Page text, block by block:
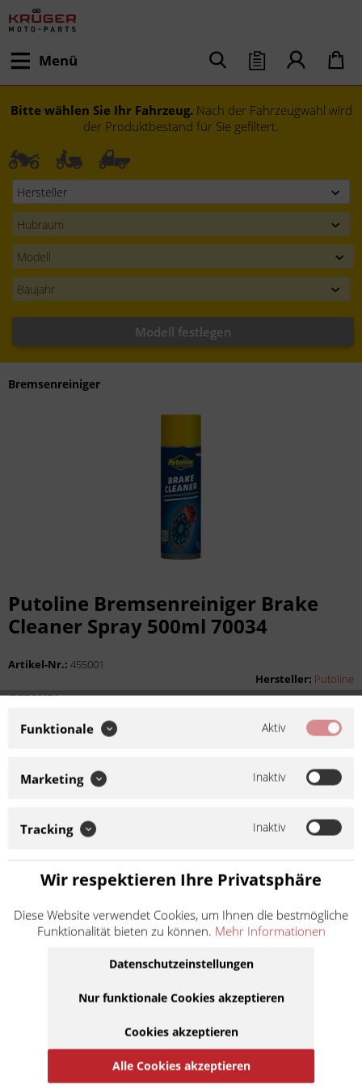
Menü
Bitte wählen Sie Ihr Fahrzeug. Nach der Fahrzeugwahl wird
der Produktbestand für Sie gefiltert.
Modell festlegen
Bremsenreiniger
Putoline Bremsenreiniger Brake
Cleaner Spray 500ml 70034
Artikel-Nr.: 455001
Hersteller: Putoline
GEFAHR!
unter Druck: kann bei Erwärmung bersten.H315:Verursacht
H336:
Kann Schläfrigkeit und Benommenheit
verursachen.H411:Giftig für Wasserorganismen, mit
langfristiger Wirkung.
0.5 Liter (15,00 € * / 1 Liter)
Lieferzeit ca. 1 Werktag
In denWarenkorb
Funktionale Aktiv
Marketing Inaktiv
Tracking Inaktiv
Wir respektieren Ihre Privatsphäre
Diese Website verwendet Cookies, um Ihnen die bestmögliche
Funktionalität bieten zu können. Mehr Informationen
Datenschutzeinstellungen
Nur funktionale Cookies akzeptieren
Cookies akzeptieren
Alle Cookies akzeptieren